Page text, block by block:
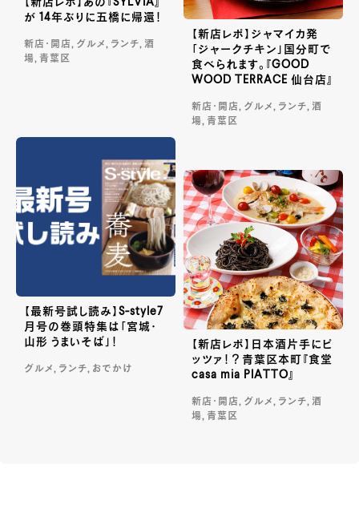
が 14年ぶりに五橋に帰還！
新店・開店, グルメ, ランチ, 酒
場, 青葉区
【新店レポ】ジャマイカ発
「ジャークチキン」国分町で
食べられます。『GOOD
WOOD TERRACE 仙台店』
新店・開店, グルメ, ランチ, 酒
場, 青葉区
【最新号試し読み】S-style7
月号の巻頭特集は「宮城・
山形 うまいそば」！
グルメ, ランチ, おでかけ
【新店レポ】日本酒片手にピ
ッツァ！？青葉区本町『食堂
casa mia PIATTO』
新店・開店, グルメ, ランチ, 酒
場, 青葉区